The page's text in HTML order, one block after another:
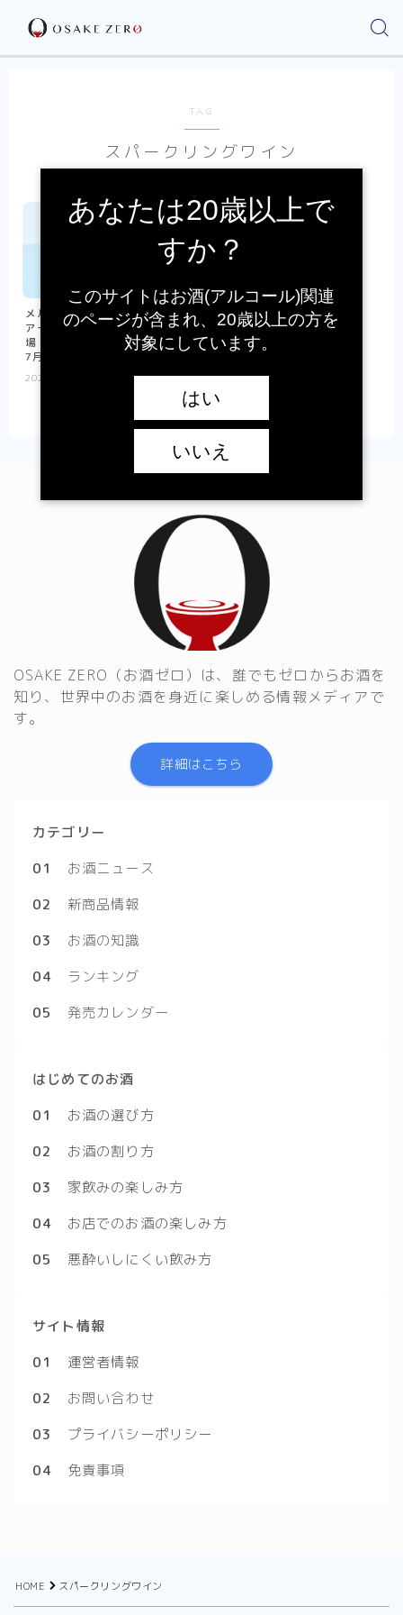
TAG
スパークリングワイン
メルシャン・ワインズ カンティ
アーモから新作フィズ2種が登
場｜パイナップルとマンゴーを
7月28日発売
2026.06.30 新発売ニュース
OSAKE ZERO（お酒ゼロ）は、誰でもゼロからお酒を
知り、世界中のお酒を身近に楽しめる情報メディアで
す。
詳細はこちら
カテゴリー
01
お酒ニュース
02
新商品情報
03
お酒の知識
04
ランキング
05
発売カレンダー
はじめてのお酒
01
お酒の選び方
02
お酒の割り方
03
家飲みの楽しみ方
04 お店でのお酒の楽しみ方
05
悪酔いしにくい飲み方
サイト情報
01
運営者情報
02
お問い合わせ
03
プライバシーポリシー
04
免責事項
HOME スパークリングワイン
あなたは20歳以上で
すか？
このサイトはお酒(アルコール)関連
のページが含まれ、20歳以上の方を
対象にしています。
はい
いいえ